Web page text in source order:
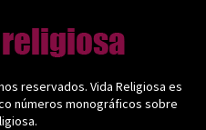
reservados. Vida Religiosa es
números monográficos sobre